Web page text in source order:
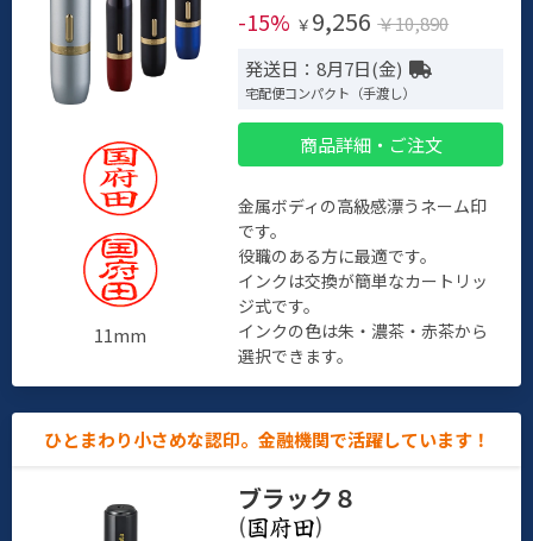
11mm
-15% ￥ 9,256 ￥10,890
発送日：8月7日(金)
宅配便コンパクト（手渡し）
商品詳細・ご注文
金属ボディの高級感漂うネーム印
です。
役職のある方に最適です。
インクは交換が簡単なカートリッ
ジ式です。
インクの色は朱・濃茶・赤茶から
選択できます。
ひとまわり小さめな認印。金融機関で活躍しています！
ブラック８
(
)